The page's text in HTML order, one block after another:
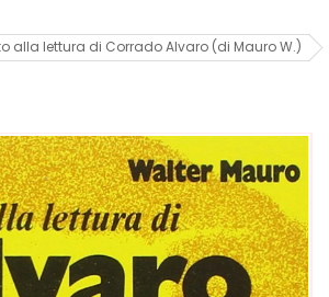
alla lettura di Corrado Alvaro (di Mauro W.)